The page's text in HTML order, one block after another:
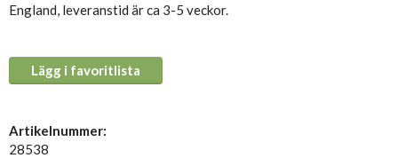
England, leveranstid är ca 3-5 veckor.
Lägg i favoritlista
Artikelnummer:
28538